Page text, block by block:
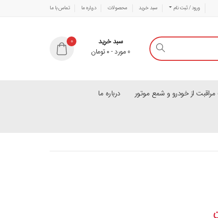
ورود / ثبت نام سبد خرید محصولات درباره ما تماس با ما
0
سبد خرید
0مورد-۰ تومان
از خودرو و شمع موتور درباره ما